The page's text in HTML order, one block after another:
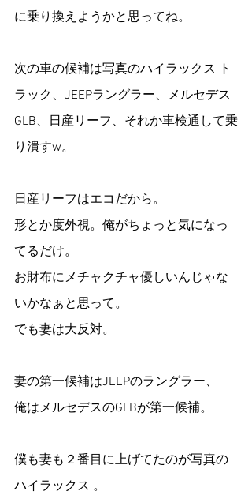
に乗り換えようかと思ってね。
次の車の候補は写真のハイラックス ト
ラック、JEEPラングラー、メルセデス
GLB、日産リーフ、それか車検通して乗
り潰すw。
日産リーフはエコだから。
形とか度外視。俺がちょっと気になっ
てるだけ。
お財布にメチャクチャ優しいんじゃな
いかなぁと思って。
でも妻は大反対。
妻の第一候補はJEEPのラングラー、
俺はメルセデスのGLBが第一候補。
僕も妻も２番目に上げてたのが写真の
ハイラックス 。